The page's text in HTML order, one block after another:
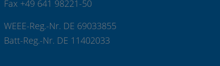
Fax +49 641 98221-50
WEEE-Reg.-Nr. DE 69033855
Batt-Reg.-Nr. DE 11402033